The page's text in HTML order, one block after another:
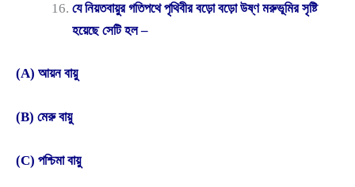
যে নিয়তবায়ুর গতিপথে পৃথিবীর বড়ো বড়ো উষ্ণ মরুভূমির সৃষ্টি
হয়েছে সেটি হল –
(A) আয়ন বায়ু
(B) মেরু বায়ু
(C) পশ্চিমা বায়ু